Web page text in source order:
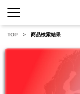
TOP 商品検索結果